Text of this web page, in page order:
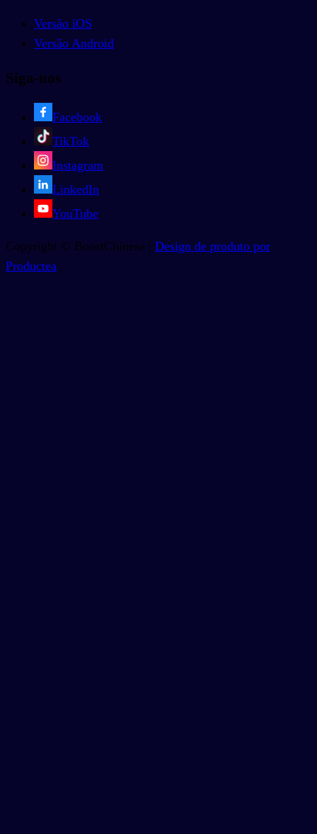
Versão iOS
Versão Android
Siga-nos
Facebook
TikTok
Instagram
LinkedIn
YouTube
Copyright © BoostChinese | Design de produto por
Productea